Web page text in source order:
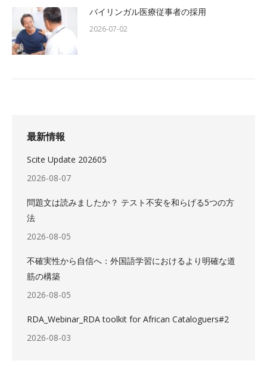
バイリンガル医療従事者の採用
2026-07-02
最新情報
Scite Update 202605
2026-08-07
問題文は読みましたか？ テスト不安を和らげる5つの方
法
2026-08-05
不確実性から自信へ：外国語学習におけるより明確な道
筋の構築
2026-08-05
RDA_Webinar_RDA toolkit for African Cataloguers#2
2026-08-03